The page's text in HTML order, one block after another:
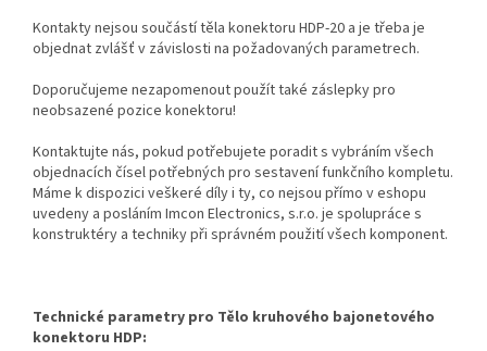
Kontakty nejsou součástí těla konektoru HDP-20 a je třeba je
objednat zvlášť v závislosti na požadovaných parametrech.
Doporučujeme nezapomenout použít také záslepky pro
neobsazené pozice konektoru!
Kontaktujte nás, pokud potřebujete poradit s vybráním všech
objednacích čísel potřebných pro sestavení funkčního kompletu.
Máme k dispozici veškeré díly i ty, co nejsou přímo v eshopu
uvedeny a posláním Imcon Electronics, s.r.o. je spolupráce s
konstruktéry a techniky při správném použití všech komponent.
Technické parametry pro Tělo kruhového bajonetového
konektoru HDP: